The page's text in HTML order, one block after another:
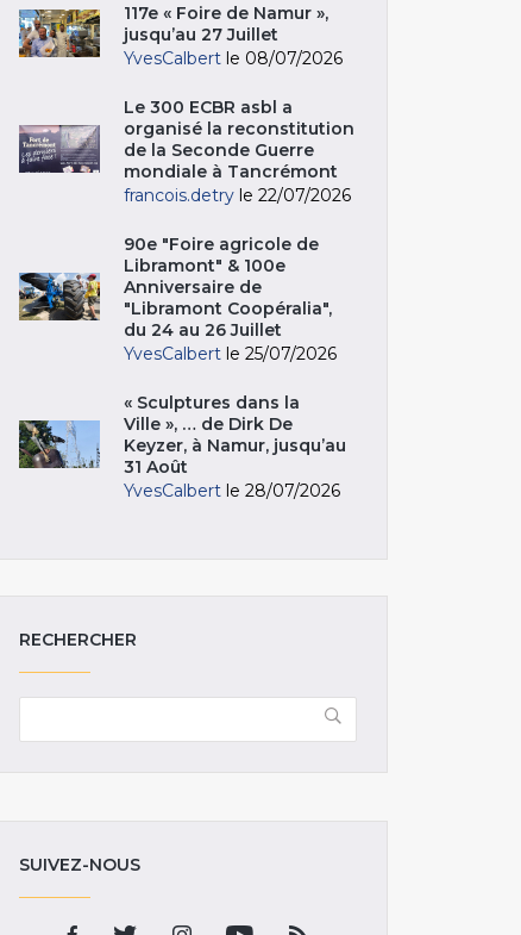
117e « Foire de Namur »,
jusqu’au 27 Juillet
YvesCalbert le 08/07/2026
Le 300 ECBR asbl a
organisé la reconstitution
de la Seconde Guerre
mondiale à Tancrémont
francois.detry le 22/07/2026
90e "Foire agricole de
Libramont" & 100e
Anniversaire de
"Libramont Coopéralia",
du 24 au 26 Juillet
YvesCalbert le 25/07/2026
« Sculptures dans la
Ville », … de Dirk De
Keyzer, à Namur, jusqu’au
31 Août
YvesCalbert le 28/07/2026
RECHERCHER
SUIVEZ-NOUS